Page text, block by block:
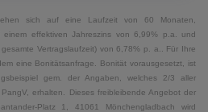
sich auf eine Laufzeit von 60 Monaten,
effektiven Jahreszins von 6,99% p.a. und
Vertragslaufzeit) von 6,78% p. a.. Für Ihre
eine Bonitätsanfrage. Bonität vorausgesetzt, ist
gem. der Angaben, welches 2/3 aller
erhalten. Dieses freibleibende Angebot der
Platz 1, 41061 Mönchengladbach wird